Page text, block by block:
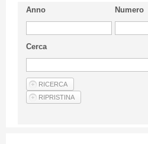
Linee Guida
Privacy Policy
Articoli
Anno Numero
Cerca